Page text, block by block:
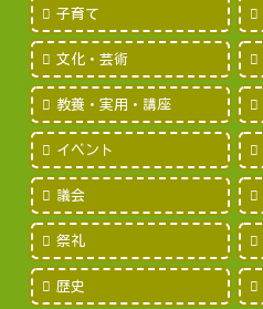
子育て
文化・芸術
教養・実用・講座
イベント
議会
祭礼
歴史